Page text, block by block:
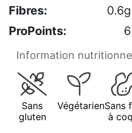
Fibres:
0.6g
ProPoints:
6
Information
Sans
gluten
VégétarienSans
à